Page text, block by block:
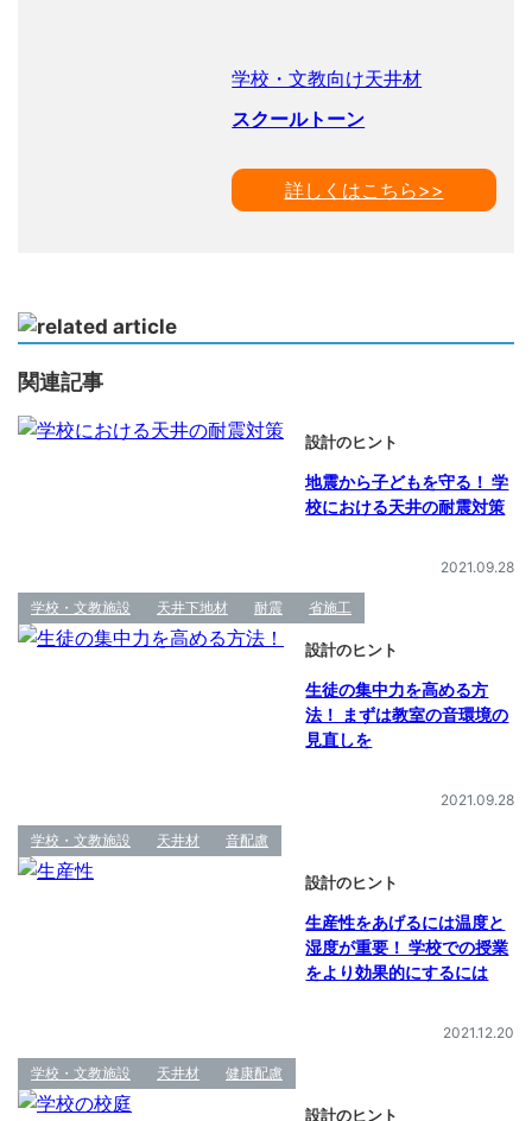
学校・文教向け天井材
スクールトーン
詳しくはこちら>>
関連記事
設計のヒント
地震から子どもを守る！ 学
校における天井の耐震対策
2021.09.28
学校・文教施設 天井下地材 耐震 省施工
設計のヒント
生徒の集中力を高める方
法！ まずは教室の音環境の
見直しを
2021.09.28
学校・文教施設 天井材 音配慮
設計のヒント
生産性をあげるには温度と
湿度が重要！ 学校での授業
をより効果的にするには
2021.12.20
学校・文教施設 天井材 健康配慮
設計のヒント